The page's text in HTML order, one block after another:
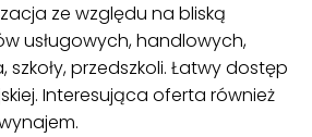
ze względu na bliską
usługowych, handlowych,
przedszkoli. Łatwy dostęp
Interesująca oferta również